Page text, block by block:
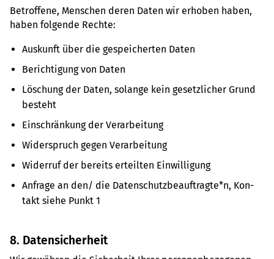
Betrof­fene, Men­schen deren Daten wir erho­ben haben,
haben fol­gende Rechte:
Aus­kunft über die gespei­cher­ten Daten
Berich­ti­gung von Daten
Löschung der Daten, solange kein gesetz­li­cher Grund
besteht
Ein­schrän­kung der Ver­ar­bei­tung
Wider­spruch gegen Ver­ar­bei­tung
Wider­ruf der bereits erteil­ten Ein­wil­li­gung
Anfrage an den/ die Daten­schutz­be­auf­tragte*n, Kon­
takt siehe Punkt 1
8. Daten­si­cher­heit